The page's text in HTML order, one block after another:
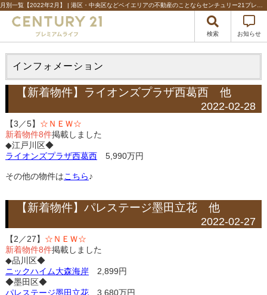
検索 お知らせ
インフォメーション
【新着物件】ライオンズプラザ西葛西 他
2022-02-28
【3／5】 ☆ＮＥＷ☆
新着物件8件掲載しました
◆江戸川区◆
ライオンズプラザ西葛西5,990万円
その他の物件はこちら♪
【新着物件】パレステージ墨田立花 他
2022-02-27
【2／27】 ☆ＮＥＷ☆
新着物件8件掲載しました
◆品川区◆
ニックハイム大森海岸2,899円
◆墨田区◆
パレステージ墨田立花3,680万円